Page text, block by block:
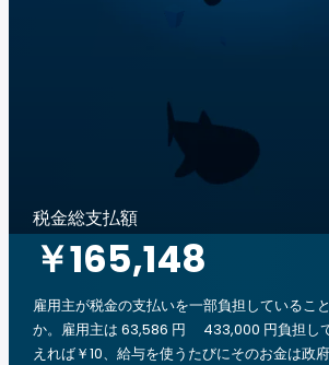
税金総支払額
￥165,148
雇用主が税金の支払いを一部負担しているこ
か。雇用主は 63,586 円 433,000 円負担し
えれば￥10、給与を使うたびにそのお金は政